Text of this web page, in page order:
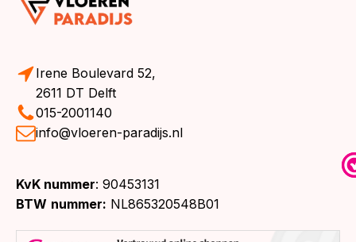
Irene Boulevard 52,
2611 DT Delft
015-2001140
info@vloeren-paradijs.nl
KvK nummer: 90453131
BTW nummer: NL865320548B01